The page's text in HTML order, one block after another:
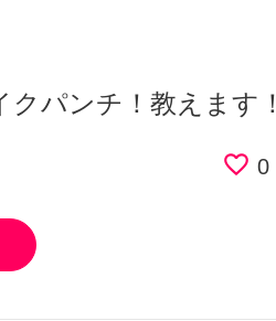
パンチ！教えます！
favorite_border 0